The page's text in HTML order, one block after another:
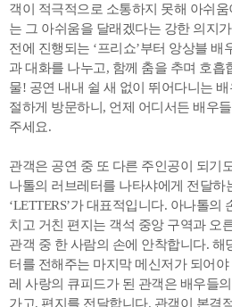
객이 적극적으로 소통하지 못해 아쉬
는 그 아쉬움을 달래겠다는 강한 의지
전에 진행되는 ‘프리쇼’부터 앙상블
과 대화를 나누고, 함께 춤을 추며 호흡
물! 공연 내내 쉴 새 없이 뛰어다니는
절하게 방문하니, 언제 어디서든 배우
주세요.
관객은 공연 중 또 다른 주인공이 되기
나톨의 러브레터를 나타샤에게 전달하
‘LETTERS’가 대표적입니다. 아나톨의
치고 거친 편지는 객석 중앙 구역과 오
관객 중 한 사람의 손에 안착합니다. 해
터를 전해주는 마지막 메신저가 되어
레 사랑의 큐피드가 된 관객은 배우들
가고, 편지를 전달합니다. 관객이 본격